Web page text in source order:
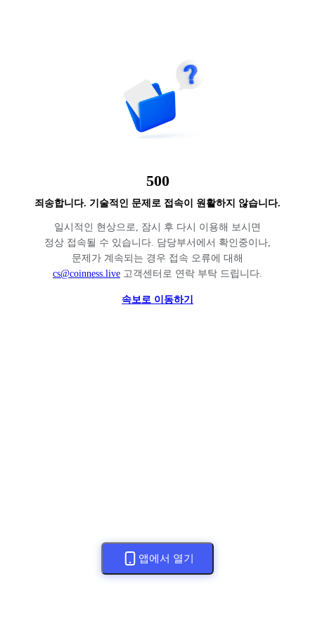
500
죄송합니다. 기술적인 문제로 접속이 원활하지 않습니다.
일시적인 현상으로, 잠시 후 다시 이용해 보시면
정상 접속될 수 있습니다. 담당부서에서 확인중이나,
문제가 계속되는 경우 접속 오류에 대해
cs@coinness.live 고객센터로 연락 부탁 드립니다.
속보로 이동하기
앱에서 열기